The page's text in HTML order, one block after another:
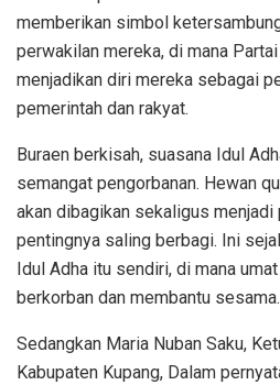
memberikan simbol
perwakilan mereka, di mana
menjadikan diri mereka sebagai
pemerintah dan rakyat.
Buraen berkisah, suasana Idul
semangat pengorbanan. Hewan
akan dibagikan sekaligus menjadi
pentingnya saling berbagi. Ini
Idul Adha itu sendiri, di mana
berkorban dan membantu sesama.
Sedangkan Maria Nuban Saku,
Kabupaten Kupang, Dalam